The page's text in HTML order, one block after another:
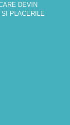
DEVIN
PLACERILE